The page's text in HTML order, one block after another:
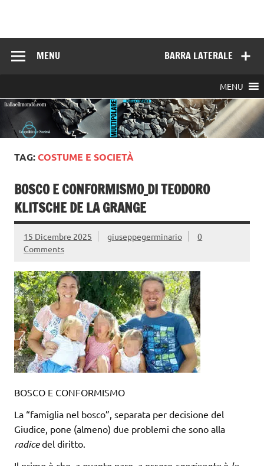
BARRA LATERALE
MENU
MENU
TAG:COSTUME E SOCIETÀ
BOSCO E CONFORMISMO_DI TEODORO
KLITSCHE DE LA GRANGE
15 Dicembre 2025 giuseppegerminario
0
Comments
BOSCO E CONFORMISMO
La “famiglia nel bosco”, separata per decisione del
Giudice, pone (almeno) due problemi che sono alla
radicedel diritto.